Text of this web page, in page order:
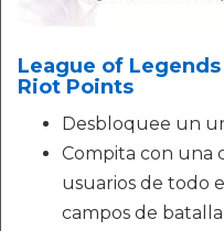
League of
Riot Points
Desbloquee un
Compita con una
usuarios de todo
campos de